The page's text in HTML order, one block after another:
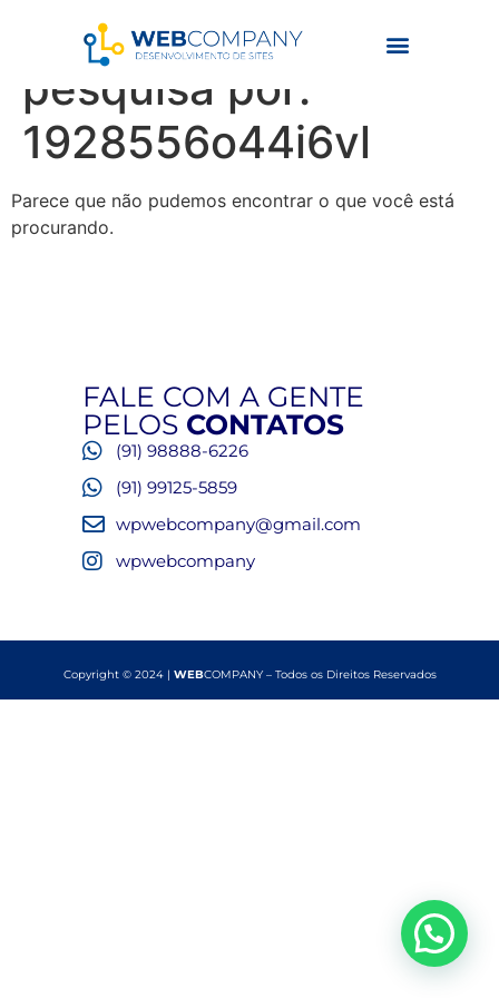
Resultados da
pesquisa por:
1928556o44i6vl
Parece que não pudemos encontrar o que você está
procurando.
FALE COM A GENTE
PELOS CONTATOS
(91) 98888-6226
(91) 99125-5859
wpwebcompany@gmail.com
wpwebcompany
Copyright © 2024 | WEBCOMPANY – Todos os Direitos Reservados